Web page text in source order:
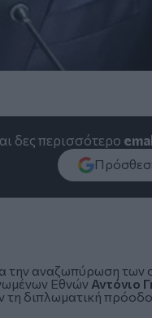
δες περισσότερο
την αναζωπύρωση
Εθνών Αντόνιο
τη διπλωματική